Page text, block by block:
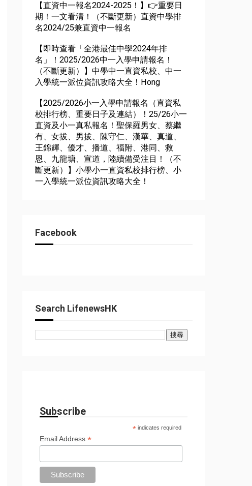
【直資中一報名2024-2025！】👉重要日
期！一文看清！（不斷更新）直資中學排
名2024/25兼直資中一報名
【即時查看「全港最佳中學2024年排
名」！2025/2026中一入學申請報名！
（不斷更新）】中學中一直資私校、中一
入學統一派位資訊攻略大全！Hong
【2025/2026小一入學申請報名（直資私
校排行榜、重要日子及連結）！25/26小一
直資及小一真私報名！聖保羅男女、蔡繼
有、女拔、男拔、陳守仁、漢華、真道、
王錦輝、優才、播道、福附、港同、救
恩、九龍塘、宣道，陸續備受注目！（不
斷更新）】小學小一直資私校排行榜、小
一入學統一派位資訊攻略大全！
Facebook
Search LifenewsHK
Subscribe
* indicates required
Email Address *